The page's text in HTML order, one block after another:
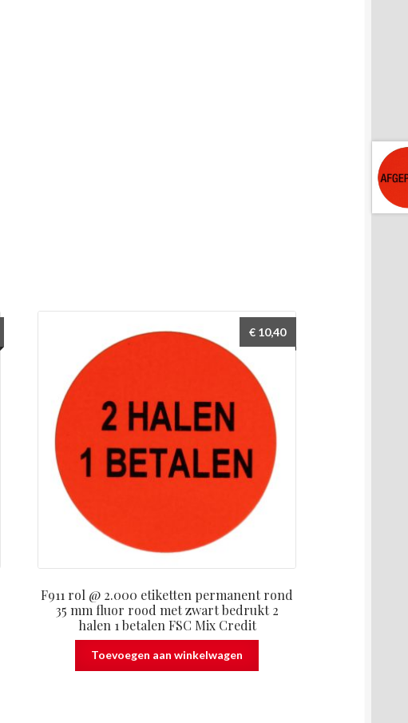
F911 rol @ 2.000 etiketten permanent rond
35 mm fluor rood met zwart bedrukt 2
halen 1 betalen FSC Mix Credit
€10,40
Toevoegen aan winkelwagen